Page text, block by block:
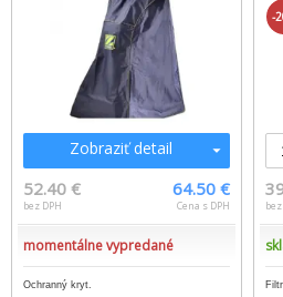
Zobraziť detail
52.40 €
bez DPH
64.50 €
Cena s DPH
momentálne vypredané
Ochranný kryt.
-